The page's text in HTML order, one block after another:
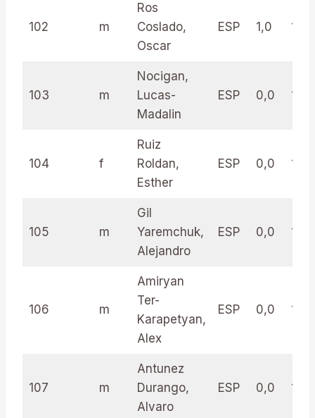
102 m
Ros
Coslado,
Oscar
ESP 1,0 14.0
103 m
Nocigan,
Lucas-
Madalin
ESP 0,0 16.5
104 f
Ruiz
Roldan,
Esther
ESP 0,0 16.5
105 m
Gil
Yaremchuk,
Alejandro
ESP 0,0 16.5
106 m
Amiryan
Ter-
Karapetyan,
Alex
ESP 0,0 16.5
107 m
Antunez
Durango,
Alvaro
ESP 0,0 16.5